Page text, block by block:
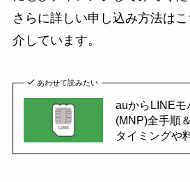
さらに詳しい申し込み方法は
介しています。
あわせて読みたい
auからLINEモ
(MNP)全手順
タイミングや